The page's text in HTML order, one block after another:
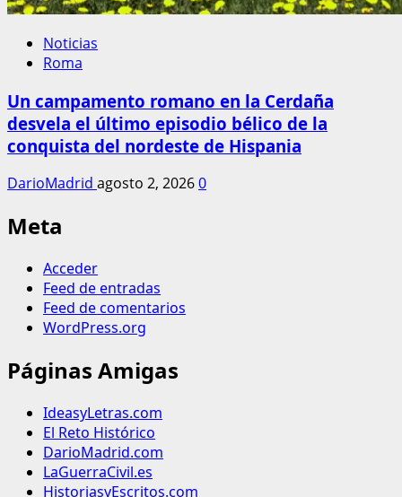
Noticias
Roma
Un campamento romano en la Cerdaña
desvela el último episodio bélico de la
conquista del nordeste de Hispania
DarioMadrid agosto 2, 20260
Meta
Acceder
Feed de entradas
Feed de comentarios
WordPress.org
Páginas Amigas
IdeasyLetras.com
El Reto Histórico
DarioMadrid.com
LaGuerraCivil.es
HistoriasyEscritos.com